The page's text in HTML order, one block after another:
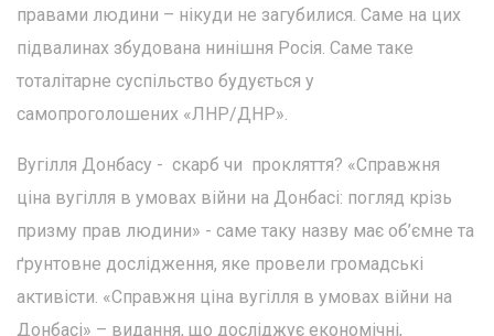
правами людини – нікуди не загубилися. Саме на цих
підвалинах збудована нинішня Росія. Саме таке
тоталітарне суспільство будується у
самопроголошених «ЛНР/ДНР».
Вугілля Донбасу - скарб чи прокляття? «Справжня
ціна вугілля в умовах війни на Донбасі: погляд крізь
призму прав людини» - саме таку назву має об’ємне та
ґрунтовне дослідження, яке провели громадські
активісти. «Справжня ціна вугілля в умовах війни на
Донбасі» – видання, що досліджує економічні,